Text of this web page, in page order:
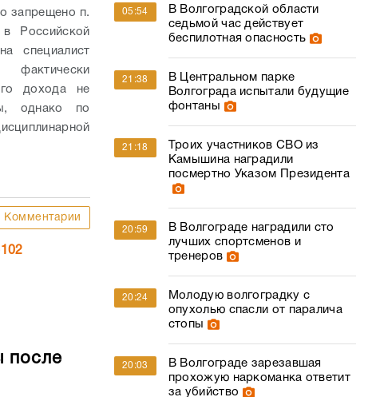
запрещено п.
Российской
специалист
фактически
дохода не
однако по
Комментарии
после
05:54
В Волгоградской области
седьмой час действует
беспилотная опасность
21:38
В Центральном парке
Волгограда испытали будущие
фонтаны
21:18
Троих участников СВО из
Камышина наградили
посмертно Указом Президента
20:59
В Волгограде наградили сто
лучших спортсменов и
тренеров
20:24
Молодую волгоградку с
опухолью спасли от паралича
стопы
20:03
В Волгограде зарезавшая
прохожую наркоманка ответит
за убийство